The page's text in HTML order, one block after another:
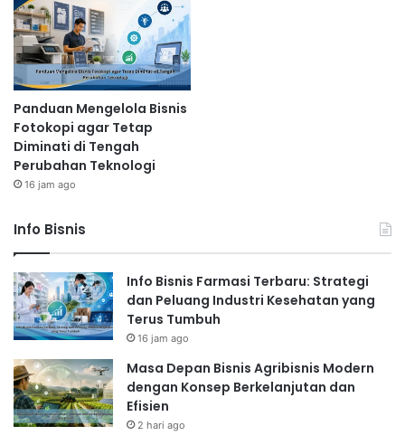
Panduan Mengelola Bisnis
Fotokopi agar Tetap
Diminati di Tengah
Perubahan Teknologi
16 jam ago
Info Bisnis
Info Bisnis Farmasi Terbaru: Strategi
dan Peluang Industri Kesehatan yang
Terus Tumbuh
16 jam ago
Masa Depan Bisnis Agribisnis Modern
dengan Konsep Berkelanjutan dan
Efisien
2 hari ago